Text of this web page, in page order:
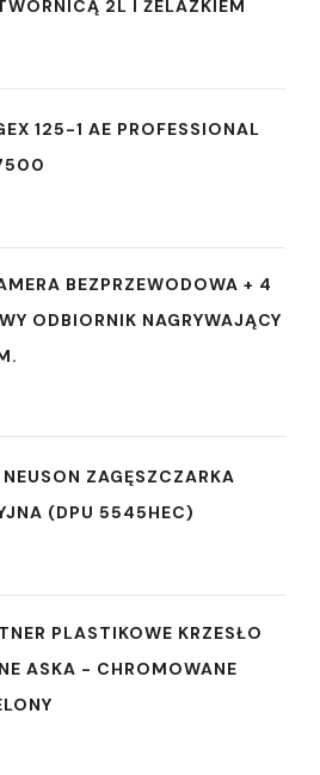
2L I ŻELAZKIEM
125-1 AE PROFESSIONAL
BEZPRZEWODOWA + 4
ODBIORNIK NAGRYWAJĄCY
NEUSON ZAGĘSZCZARKA
(DPU 5545HEC)
PLASTIKOWE KRZESŁO
ASKA - CHROMOWANE